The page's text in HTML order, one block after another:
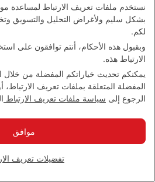
بيان إمكانية الدخول
اتصل بنا
سياسة الخصوصية
الشروط والأحكام
سياسة ملفات تعريف الارتباط
بيان الشفافية بموجب قانون
نستخدم ملفات تعريف الارتباط لمساعدة
بشكل سليم ولأغراض التحليل والتسويق
لكم.
وبقبول هذه الأحكام، أنتم توافقون على
الارتباط هذه.
يمكنكم تحديث خياراتكم المفضلة من خلال
المفضلة المتعلقة بملفات تعريف
الرجوع إلى سياسة ملفات تعريف الارتباط
تفضيلات تعريف
موافق